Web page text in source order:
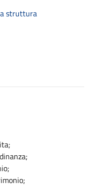
struttura